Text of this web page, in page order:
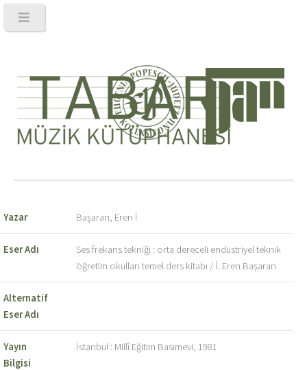
Yazar Başaran, Eren İ
Eser Adı
Ses frekans tekniği : orta dereceli endüstriyel teknik
öğretim okulları temel ders kitabı / İ. Eren Başaran
Alternatif
Eser Adı
Yayın
Bilgisi
İstanbul : Millî Eğitim Basımevi, 1981